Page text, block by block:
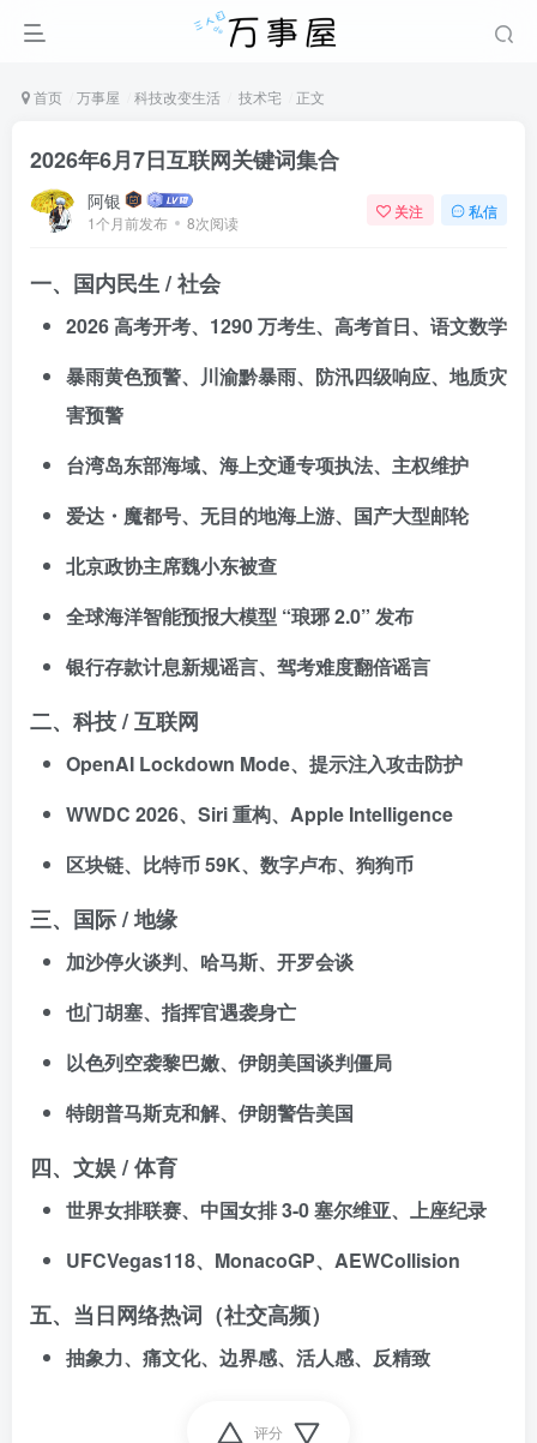
首页 万事屋 科技改变生活 技术宅 正文
2026年6月7日互联网关键词集合
阿银
1个月前发布 8次阅读
关注 私信
一、国内民生 / 社会
2026 高考开考、1290 万考生、高考首日、语文数学
暴雨黄色预警、川渝黔暴雨、防汛四级响应、地质灾
害预警
台湾岛东部海域、海上交通专项执法、主权维护
爱达・魔都号、无目的地海上游、国产大型邮轮
北京政协主席魏小东被查
全球海洋智能预报大模型 “琅琊 2.0” 发布
银行存款计息新规谣言、驾考难度翻倍谣言
二、科技 / 互联网
OpenAI Lockdown Mode、提示注入攻击防护
WWDC 2026、Siri 重构、Apple Intelligence
区块链、比特币 59K、数字卢布、狗狗币
三、国际 / 地缘
加沙停火谈判、哈马斯、开罗会谈
也门胡塞、指挥官遇袭身亡
以色列空袭黎巴嫩、伊朗美国谈判僵局
特朗普马斯克和解、伊朗警告美国
四、文娱 / 体育
世界女排联赛、中国女排 3-0 塞尔维亚、上座纪录
UFCVegas118、MonacoGP、AEWCollision
五、当日网络热词（社交高频）
抽象力、痛文化、边界感、活人感、反精致
评分